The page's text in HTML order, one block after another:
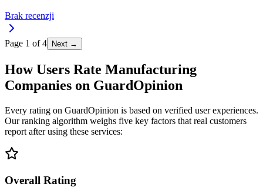
Brak recenzji
Page 1 of4 Next →
How Users Rate Manufacturing
Companies on GuardOpinion
Every rating on GuardOpinion is based on verified user experiences.
Our ranking algorithm weighs five key factors that real customers
report after using these services:
Overall Rating